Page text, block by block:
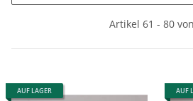
Artikel 61 - 80
AUF LAGER AUF